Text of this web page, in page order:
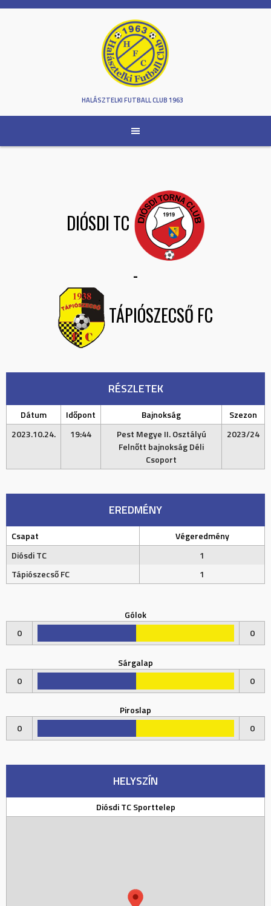
Skip
HALÁSZTELKI FUTBALL CLUB 1963
DIÓSDI TC
-
TÁPIÓSZECSŐ FC
RÉSZLETEK
Dátum Időpont Bajnokság
Szezon
2023.10.24.
19:44
Pest Megye II. Osztályú
Felnőtt bajnokság Déli
Csoport
2023/24
EREDMÉNY
Csapat
Végeredmény
Diósdi TC
1
Tápiószecső FC
1
Gólok
0
0
Sárgalap
0
0
Piroslap
0
0
HELYSZÍN
Diósdi TC Sporttelep